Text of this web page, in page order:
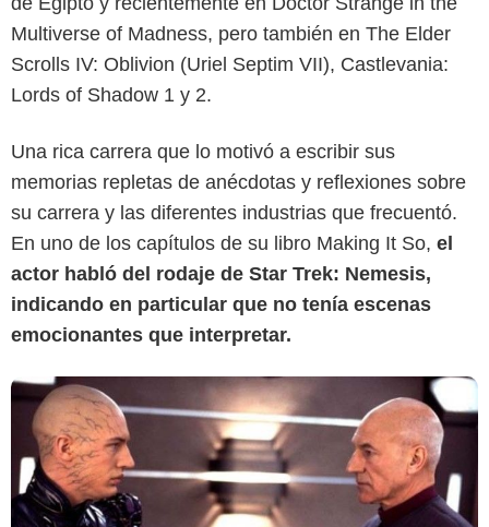
Multiverse of Madness, pero también en The Elder
Scrolls IV: Oblivion (Uriel Septim VII), Castlevania:
Lords of Shadow 1 y 2.
Una rica carrera que lo motivó a escribir sus
memorias repletas de anécdotas y reflexiones sobre
su carrera y las diferentes industrias que frecuentó.
En uno de los capítulos de su libro Making It So, el
actor habló del rodaje de Star Trek: Nemesis,
indicando en particular que no tenía escenas
emocionantes que interpretar.
Espinof